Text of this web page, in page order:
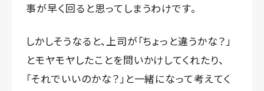
事が早く回ると思ってしまうわけです。
しかしそうなると、上司が「ちょっと違うかな？」
とモヤモヤしたことを問いかけしてくれたり、
「それでいいのかな？」と一緒になって考えてく